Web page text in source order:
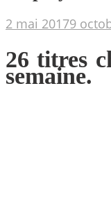
2 mai 20179
26 titres
semaine.